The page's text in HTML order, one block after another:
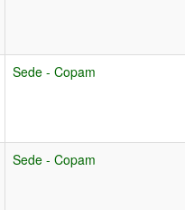
Sede - Copam
Sede - Copam